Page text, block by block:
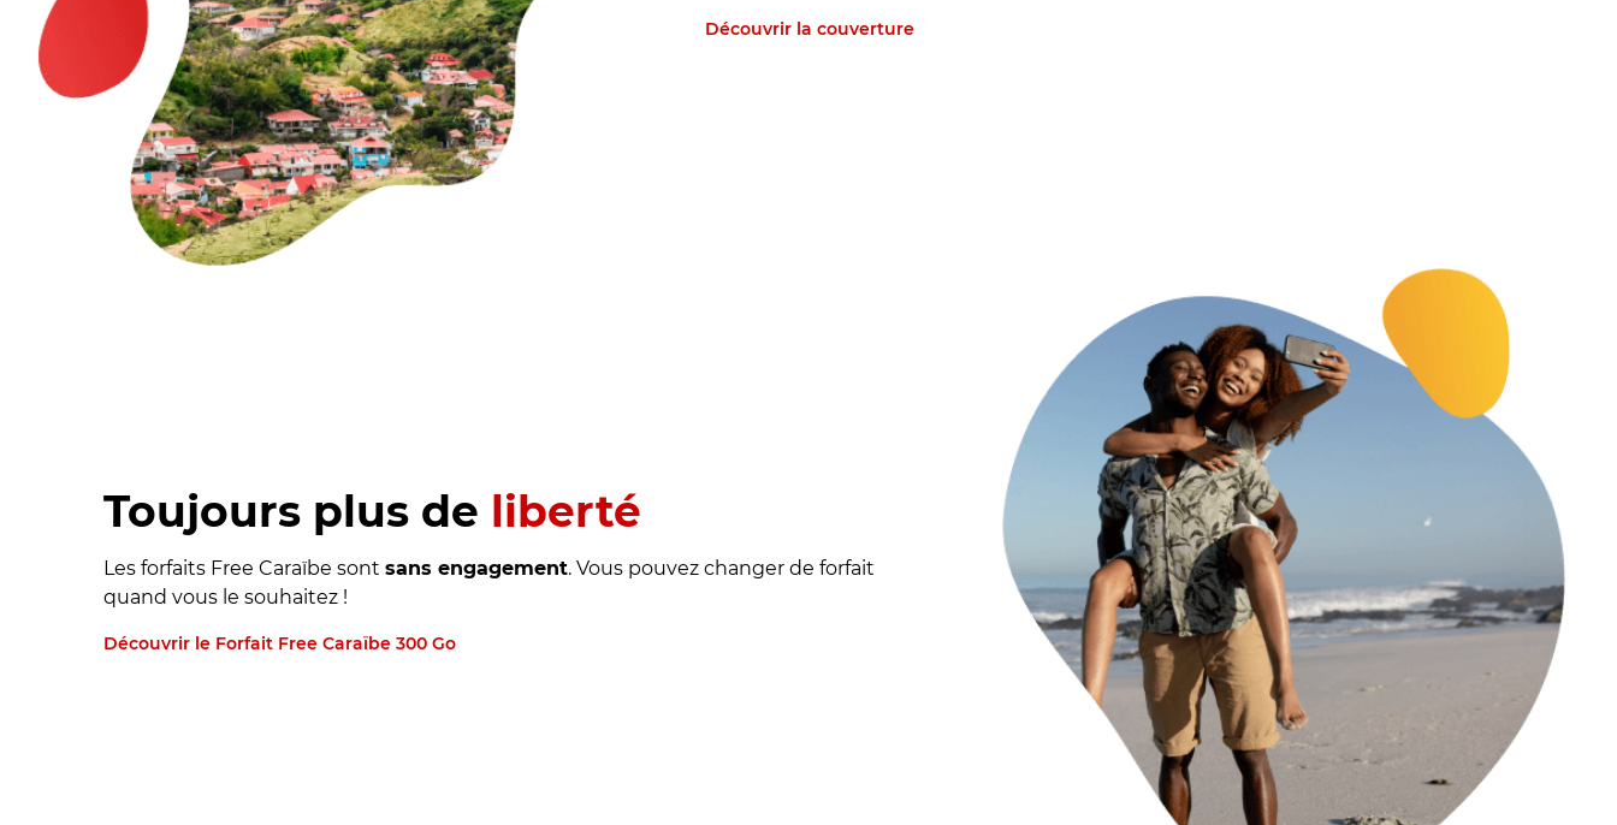
Découvrir la couverture
Toujours plus de liberté
Les forfaits Free Caraïbe sont sans engagement. Vous pouvez changer de forfait
quand vous le souhaitez !
Découvrir le Forfait Free Caraïbe 300 Go